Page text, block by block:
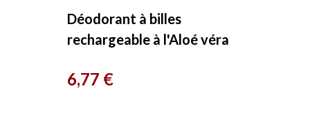
Déodorant à billes
rechargeable à l'Aloé véra
Nature
Prix
6,77 €